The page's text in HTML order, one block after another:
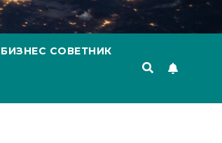
БИЗНЕС СОВЕТНИК